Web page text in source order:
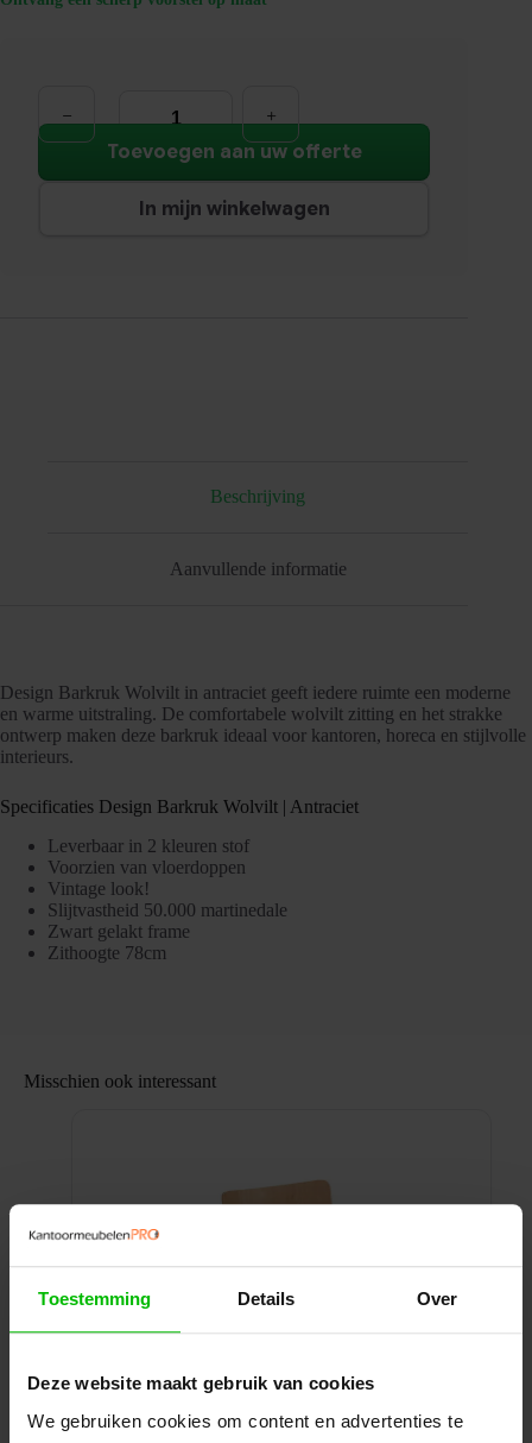
Toestemming Details Over
Deze website maakt gebruik van cookies
We gebruiken cookies om content en advertenties te
Wolvilt
|
aantal
Toevoegen aan uw offerte
In mijn winkelwagen
Beschrijving
Aanvullende informatie
Design Barkruk Wolvilt in antraciet geeft iedere ruimte een moderne
en warme uitstraling. De comfortabele wolvilt zitting en het strakke
ontwerp maken deze barkruk ideaal voor kantoren, horeca en stijlvolle
interieurs.
Specificaties Design Barkruk Wolvilt | Antraciet
Leverbaar in 2 kleuren stof
Voorzien van vloerdoppen
Vintage look!
Slijtvastheid 50.000 martinedale
Zwart gelakt frame
Zithoogte 78cm
Misschien ook interessant